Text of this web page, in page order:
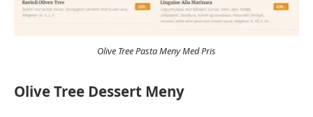
Olive Tree Pasta Meny Med Pris
Olive Tree Dessert Meny